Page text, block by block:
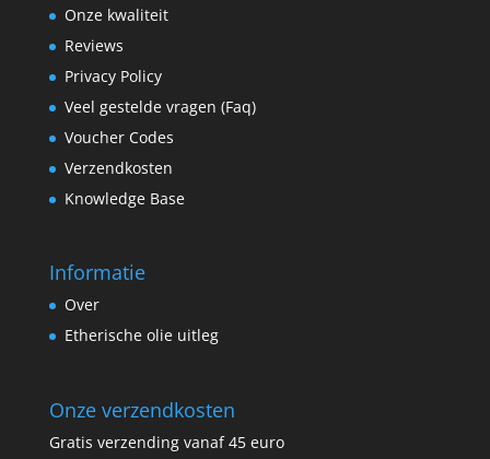
Onze kwaliteit
Reviews
Privacy Policy
Veel gestelde vragen (Faq)
Voucher Codes
Verzendkosten
Knowledge Base
Informatie
Over
Etherische olie uitleg
Onze verzendkosten
Gratis verzending vanaf 45 euro